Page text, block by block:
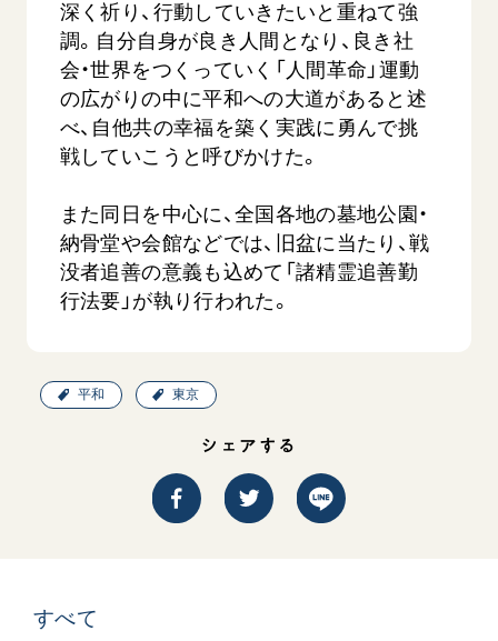
証言 広島
深く祈り、行動していきたいと重ねて強
調。自分自身が良き人間となり、良き社
会・世界をつくっていく「人間革命」運動
の広がりの中に平和への大道があると述
べ、自他共の幸福を築く実践に勇んで挑
戦していこうと呼びかけた。
また同日を中心に、全国各地の墓地公園・
納骨堂や会館などでは、旧盆に当たり、戦
没者追善の意義も込めて「諸精霊追善勤
行法要」が執り行われた。
平和 東京
シェアする
すべて